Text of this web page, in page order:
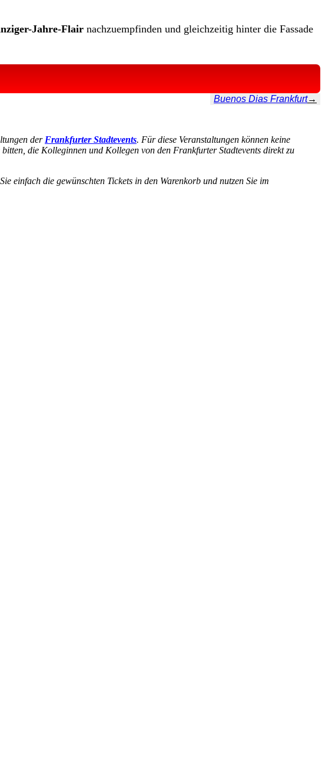
Jahre-Flair nachzuempfinden und gleichzeitig hinter die Fassade
Buenos Dias Frankfurt→
der Frankfurter Stadtevents. Für diese Veranstaltungen können keine
die Kolleginnen und Kollegen von den Frankfurter Stadtevents direkt zu
einfach die gewünschten Tickets in den Warenkorb und nutzen Sie im